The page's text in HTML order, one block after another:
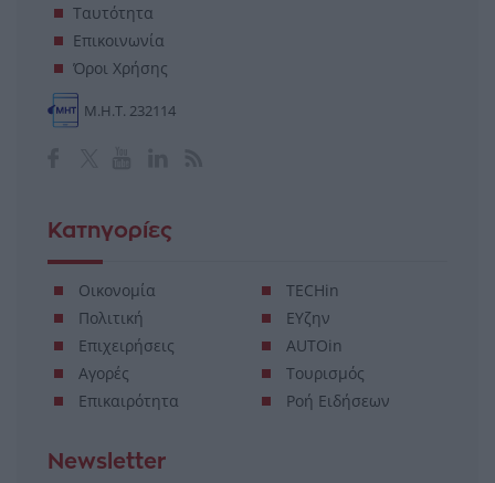
Ταυτότητα
Επικοινωνία
Όροι Χρήσης
Μ.Η.Τ. 232114
Κατηγορίες
Οικονομία
Πολιτική
Επιχειρήσεις
Αγορές
Επικαιρότητα
TECHin
ΕΥζην
AUTOin
Τουρισμός
Ροή Ειδήσεων
Newsletter